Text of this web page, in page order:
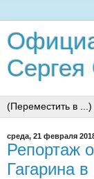
Сергея
среда, 21 февраля
Репортаж
Гагарина